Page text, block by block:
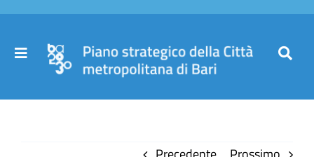
Salta
contenuto
Toggle